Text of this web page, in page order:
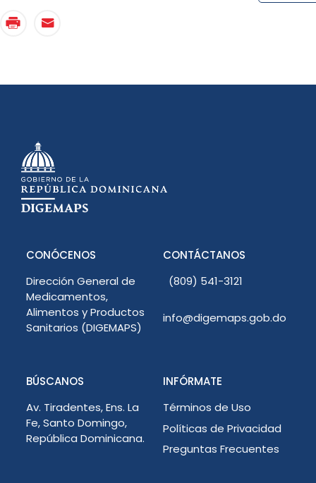
CONÓCENOS
Dirección General de
Medicamentos,
Alimentos y Productos
Sanitarios (DIGEMAPS)
CONTÁCTANOS
(809) 541-3121
info@digemaps.gob.do
BÚSCANOS
Av. Tiradentes, Ens. La
Fe, Santo Domingo,
República Dominicana.
INFÓRMATE
Términos de Uso
Políticas de Privacidad
Preguntas Frecuentes